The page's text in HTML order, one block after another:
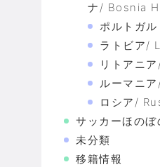
ナ/ Bosnia
ポルトガ
ラトビア/
リトアニ
ルーマニ
ロシア/
サッカーほのぼ
未分類
移籍情報